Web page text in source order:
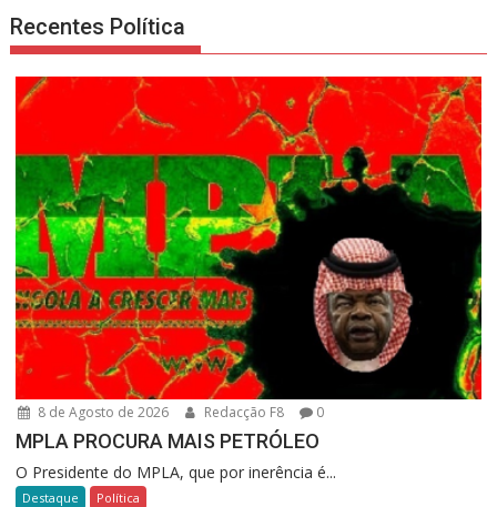
Recentes Política
8 de Agosto de 2026 Redacção F8 0
MPLA PROCURA MAIS PETRÓLEO
O Presidente do MPLA, que por inerência é...
Destaque Política